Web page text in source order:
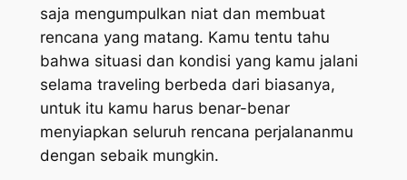
saja mengumpulkan niat dan membuat
rencana yang matang. Kamu tentu tahu
bahwa situasi dan kondisi yang kamu jalani
selama traveling berbeda dari biasanya,
untuk itu kamu harus benar-benar
menyiapkan seluruh rencana perjalananmu
dengan sebaik mungkin.